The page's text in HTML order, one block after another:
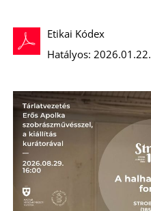
Etikai Kódex
Hatályos: 2026.01.22.